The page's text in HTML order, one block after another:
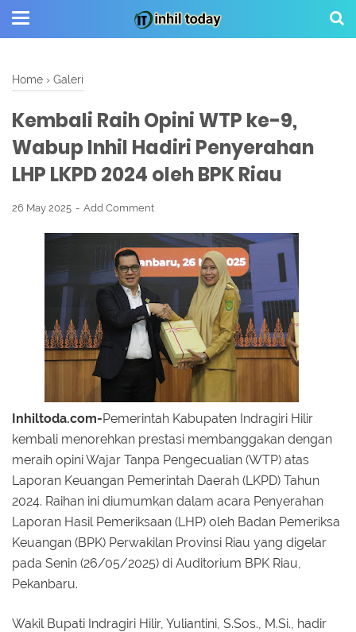
Home › Galeri
Kembali Raih Opini WTP ke-9,
Wabup Inhil Hadiri Penyerahan
LHP LKPD 2024 oleh BPK Riau
26 May 2025 Add Comment
Inhiltoda.com-Pemerintah Kabupaten Indragiri Hilir
kembali menorehkan prestasi membanggakan dengan
meraih opini Wajar Tanpa Pengecualian (WTP) atas
Laporan Keuangan Pemerintah Daerah (LKPD) Tahun
2024. Raihan ini diumumkan dalam acara Penyerahan
Laporan Hasil Pemeriksaan (LHP) oleh Badan Pemeriksa
Keuangan (BPK) Perwakilan Provinsi Riau yang digelar
pada Senin (26/05/2025) di Auditorium BPK Riau,
Pekanbaru.
Wakil Bupati Indragiri Hilir, Yuliantini, S.Sos., M.Si., hadir